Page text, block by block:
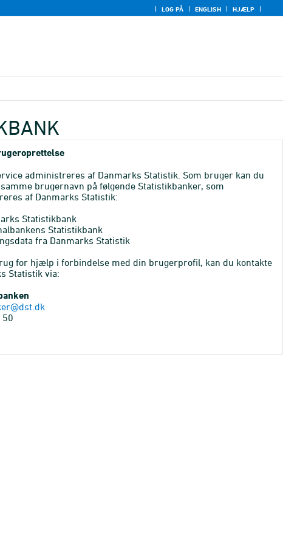
LOG PÅ ENGLISH HJÆLP
administreres af Danmarks Statistik. Som bruger kan du
brugernavn på følgende Statistikbanker, som
af Danmarks Statistik:
Statistikbank
Statistikbank
fra Danmarks Statistik
for hjælp i forbindelse med din brugerprofil, kan du kontakte
Statistik via:
50